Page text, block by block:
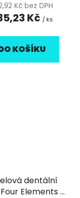
Kč bez DPH
Kč / ks
KOŠÍKU
dentální
Elements -